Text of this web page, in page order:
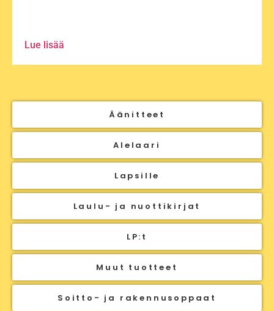
Lue lisää
Äänitteet
Alelaari
Lapsille
Laulu- ja nuottikirjat
LP:t
Muut tuotteet
Soitto- ja rakennusoppaat